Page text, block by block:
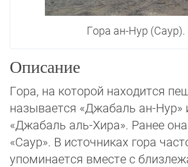
Гора ан-Нур (Саур).
Описание
Гора, на которой находится
называется «Джабаль ан-Нур»
«Джабаль аль-Хира». Ранее
«Саур». В источниках гора
упоминается вместе с